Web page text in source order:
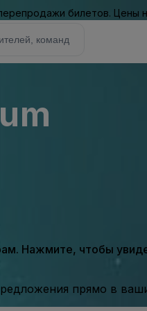
билетов.
Нажмите, чтобы
прямо в